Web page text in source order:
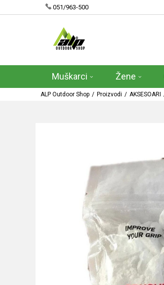
051/963-500
Muškarci Žene
ALP Outdoor Shop Proizvodi AKSESOARI